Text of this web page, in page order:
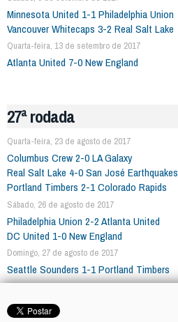
Minnesota United 1-1 Philadelphia Union
Vancouver Whitecaps 3-2 Real Salt Lake
Quarta-feira, 13 de setembro de 2017
Atlanta United 7-0 New England
27ª rodada
Quarta-feira, 23 de agosto de 2017
Columbus Crew 2-0 LA Galaxy
Real Salt Lake 4-0 San José Earthquakes
Portland Timbers 2-1 Colorado Rapids
Sábado, 26 de agosto de 2017
Philadelphia Union 2-2 Atlanta United
DC United 1-0 New England
Domingo, 27 de agosto de 2017
Seattle Sounders 1-1 Portland Timbers
Quarta-feira, 6 de setembro de 2017
New York City 1-0 Sporting Kansas City